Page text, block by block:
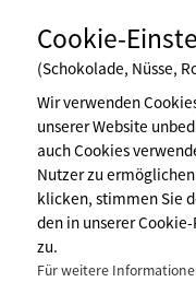
Impressum
Nutzungsbedingungen
Pressebereich
Cookie-
(Schokolade, Nüsse,
Wir verwenden
unserer Website
auch Cookies
Nutzer zu
klicken, stimmen Sie
den in unserer
zu.
Für weitere